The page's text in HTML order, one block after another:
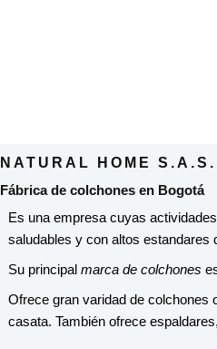
NATURAL HOME S.A.S.
Fábrica de colchones en Bogotá
Es una empresa cuyas
saludables y con altos estandares
Su principal marca de colchones
Ofrece gran varidad de colchones
casata. También ofrece